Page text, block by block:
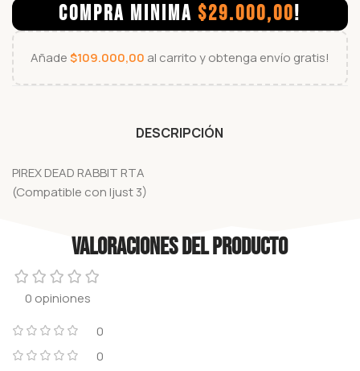
COMPRA MINIMA $29.000,00!
Añade$109.000,00 al carrito y obtenga envío gratis!
DESCRIPCIÓN
PIREX DEAD RABBIT RTA
(Compatible con Ijust 3)
Valoraciones del producto
0 opiniones
0
0